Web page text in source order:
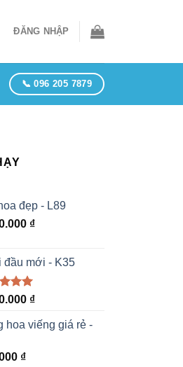
ĐĂNG NHẬP
📞 096 205 7879
đẹp - L89
₫
đầu mới - K35
xếp ₫
hoa viếng giá rẻ -
₫